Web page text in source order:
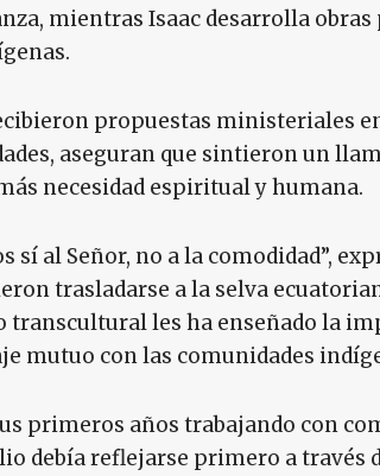
mientras Isaac desarrolla
propuestas ministeriales
aseguran que sintieron un
necesidad espiritual y humana.
sí al Señor, no a la comodidad”,
trasladarse a la selva
transcultural les ha enseñado la
mutuo con las comunidades
primeros años trabajando con
debía reflejarse primero a través